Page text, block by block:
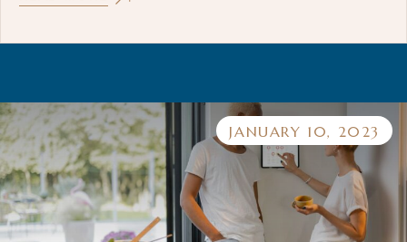
JANUARY 10, 2023